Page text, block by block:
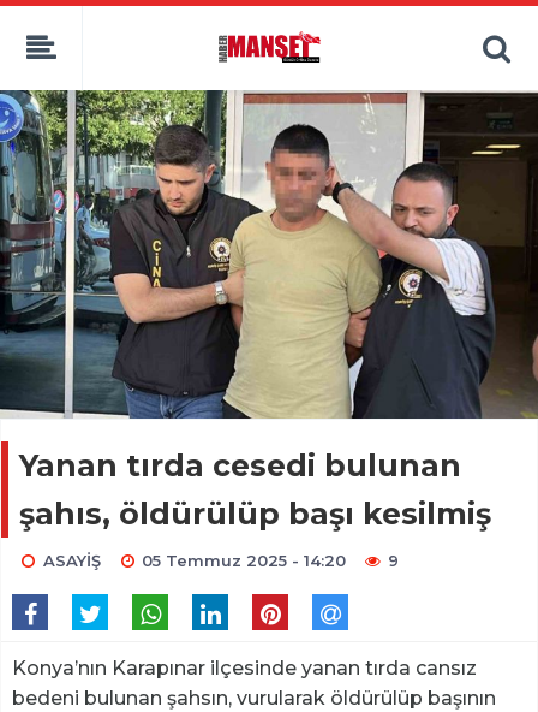
Yanan tırda cesedi bulunan
şahıs, öldürülüp başı kesilmiş
ASAYİŞ 05 Temmuz 2025 - 14:20 9
Konya’nın Karapınar ilçesinde yanan tırda cansız
bedeni bulunan şahsın, vurularak öldürülüp başının